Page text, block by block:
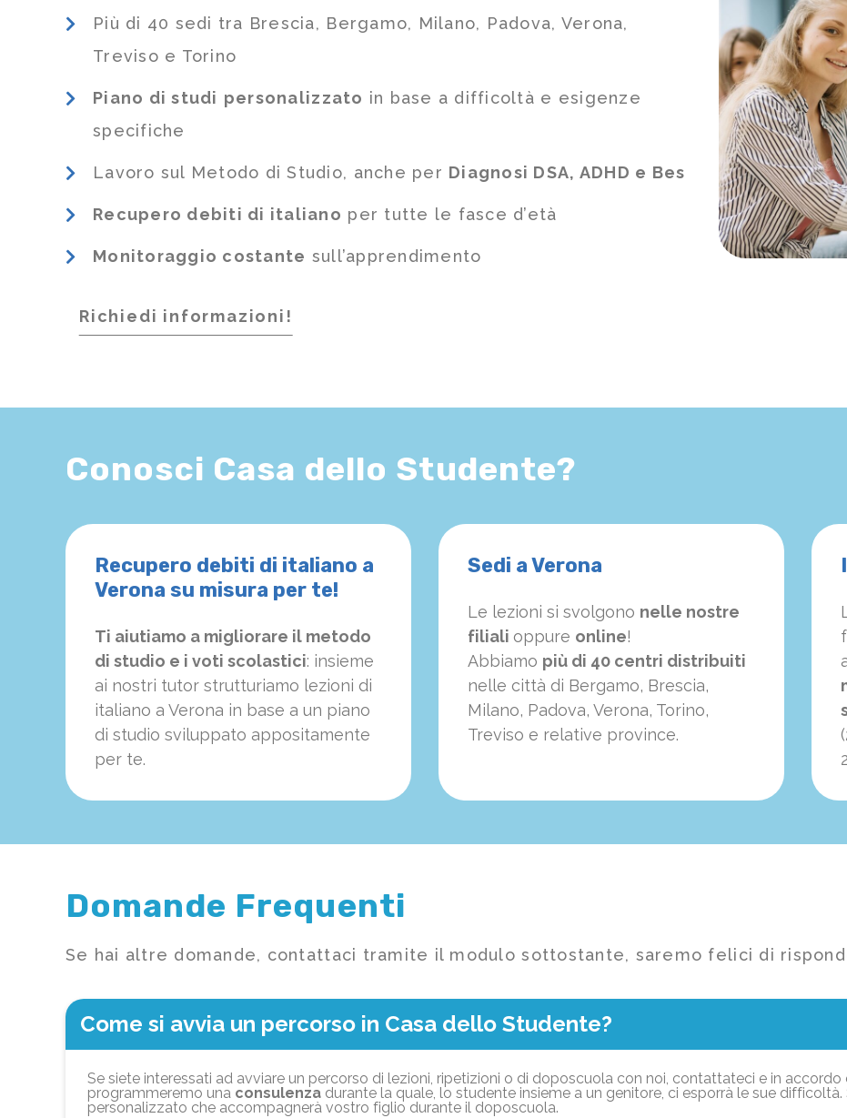
Più di 40 sedi tra Brescia, Bergamo, Milano, Padova, Verona,
Treviso e Torino
Piano di studi personalizzato in base a difficoltà e esigenze
specifiche
Lavoro sul Metodo di Studio, anche per Diagnosi DSA, ADHD e Bes
Recupero debiti di italiano per tutte le fasce d’età
Monitoraggio costante sull’apprendimento
Richiedi informazioni!
Conosci Casa dello Studente?
Recupero debiti di italiano a
Verona su misura per te!
Ti aiutiamo a migliorare il metodo
di studio e i voti scolastici: insieme
ai nostri tutor strutturiamo lezioni di
italiano a Verona in base a un piano
di studio sviluppato appositamente
per te.
Sedi a Verona
Le lezioni si svolgono nelle nostre
filiali oppure online!
Abbiamo più di 40 centri distribuiti
nelle città di Bergamo, Brescia,
Milano, Padova, Verona, Torino,
Treviso e relative province.
Domande Frequenti
Se hai altre domande, contattaci tramite il modulo sottostante, saremo felici di
Come si avvia un percorso in Casa dello Studente?
Se siete interessati ad avviare un percorso di lezioni, ripetizioni o di doposcuola con noi, contattateci e in accordo
programmeremo una consulenza durante la quale, lo studente insieme a un genitore, ci esporrà le sue
personalizzato che accompagnerà vostro figlio durante il doposcuola.